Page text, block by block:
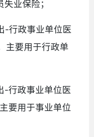
业保险；
-行政事业单位医
主要用于行政单
-行政事业单位医
要用于事业单位